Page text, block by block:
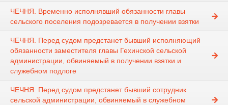
ЧЕЧНЯ. Временно исполнявший обязанности главы
сельского поселения подозревается в получении взятки
ЧЕЧНЯ. Перед судом предстанет бывший исполняющий
обязанности заместителя главы Гехинской сельской
администрации, обвиняемый в получении взятки и
служебном подлоге
ЧЕЧНЯ. Перед судом предстанет бывший сотрудник
сельской администрации, обвиняемый в служебном